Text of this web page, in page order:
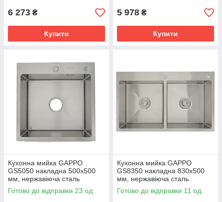
6 273 ₴
Купити
5 978 ₴
Купити
Кухонна мийка GAPPO
GS5050 накладна 500x500
мм, нержавіюча сталь
Готово до відправки 23 од.
Кухонна мийка GAPPO
GS8350 накладна 830x500
мм, нержавіюча сталь
Готово до відправки 11 од.